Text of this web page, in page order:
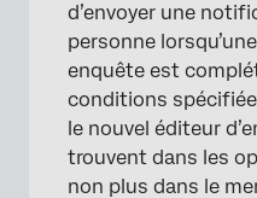
d’envoyer une
personne
enquête est
conditions
le nouvel éditeur
trouvent dans les
non plus dans le